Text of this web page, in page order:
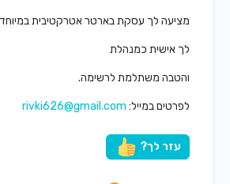
מציעה לך עסקת בארטר אטרקטיבית במיוחד.
לך אישית כמנהלת
והטבה משתלמת לרשימה.
לפרטים במייל:rivki626@gmail.com
עזר לך?